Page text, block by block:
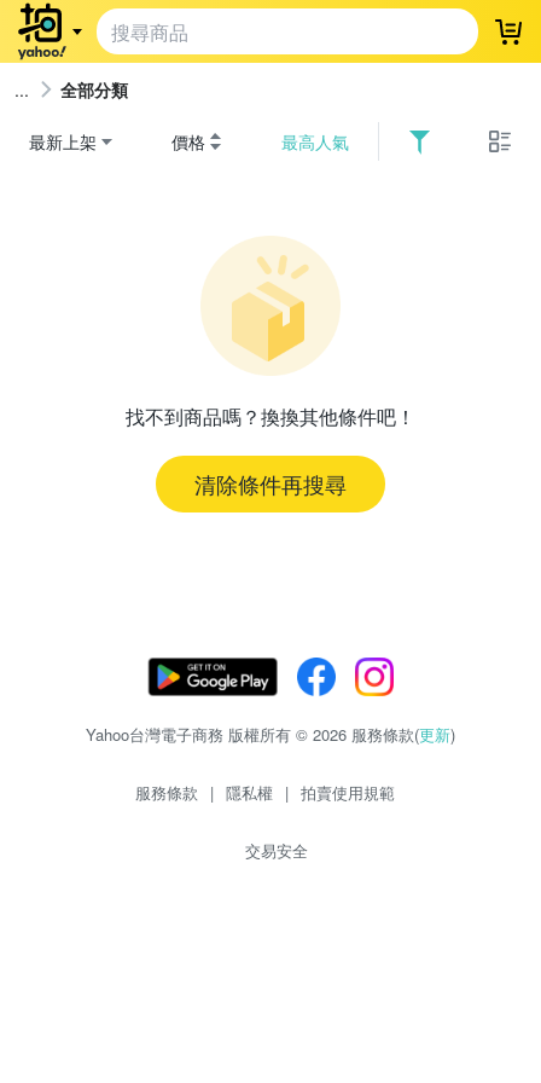
登
全部分類
最新上架 價格 最高人氣
找不到商品嗎？換換其他條件吧！
清除條件再搜尋
Yahoo台灣電子商務 版權所有 © 2026 服務條款(更新)
服務條款 | 隱私權 | 拍賣使用規範
交易安全